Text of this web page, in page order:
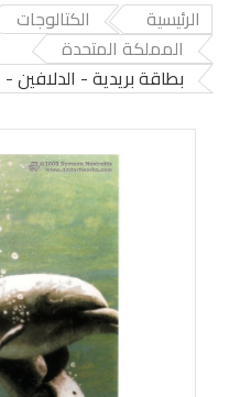
الرئيسية الكتالوجات
المملكة المتحدة
بطاقة بريدية - الدلافين